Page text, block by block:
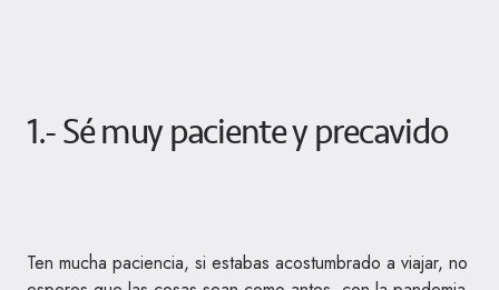
1.- Sé muy paciente y precavido
Ten mucha paciencia, si estabas acostumbrado a viajar, no